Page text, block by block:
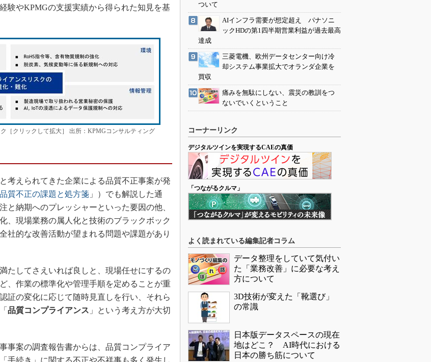
グローバル設計・開発
験やKPMGの支援実績から得られた知見を基
［クリックして拡大］ 出所：KPMGコンサルティング
考えられてきた企業による品質不正事案が発
質不正の課題と処方箋 」）でも解説した通
と納期へのプレッシャーといった要因の他、
、現場業務の属人化と技術のブラックボック
社的な改善活動が望まれる問題や課題があり
たしてさえいれば良しと、現場任せにするの
、作業の標準化や管理手順を定めることが重
証の変化に応じて随時見直しを行い、それら
品質コンプライアンス 」という考え方が大切
事案の調査報告書からは、品質コンプライア
手続き」に関する不正や不祥事も多く発生し
ついて
AIインフラ需要が想定超え パナソニ
ックHDの第1四半期営業利益が過去最高
達成
三菱電機、欧州データセンター向け冷
却システム事業拡大でオランダ企業を
買収
痛みを無駄にしない、震災の教訓をつ
ないでいくということ
コーナーリンク
デジタルツインを実現するCAEの真価
「つながるクルマ」
よく読まれている編集記者コラム
データ整理をしていて気付い
た「業務改善」に必要な考え
方について
3D技術が変えた「靴選び」
の常識
日本版データスペースの現在
地はどこ？ AI時代における
日本の勝ち筋について